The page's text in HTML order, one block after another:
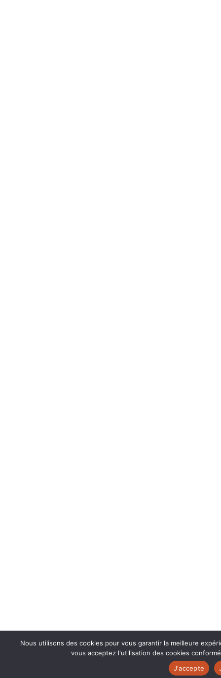
Nous utilisons des cookies pour vous garantir la meilleure
vous acceptez l'utilisation des cookies
J'accepte